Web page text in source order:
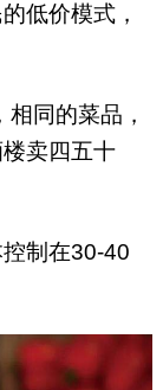
低价模式，
同的菜品，
卖四五十
制在30-40